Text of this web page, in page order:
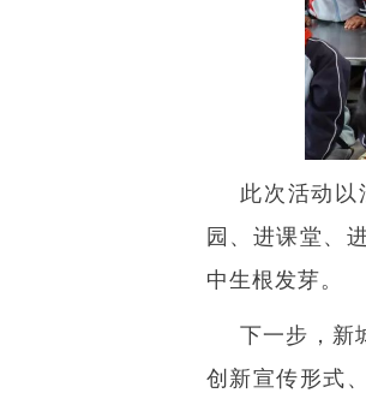
此次活动以
园、进课堂、
中生根发芽。
下一步，新
创新宣传形式